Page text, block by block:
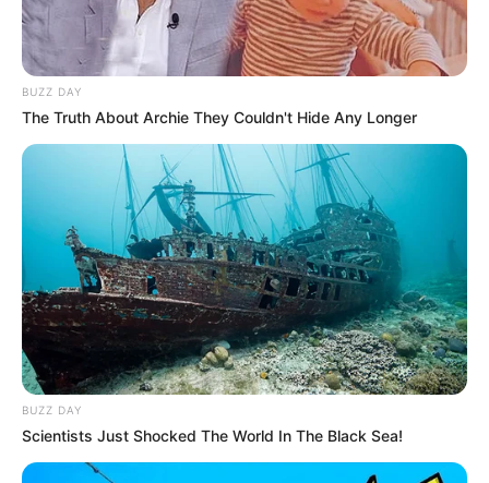
BUZZ DAY
The Truth About Archie They Couldn't Hide Any Longer
BUZZ DAY
Scientists Just Shocked The World In The Black Sea!